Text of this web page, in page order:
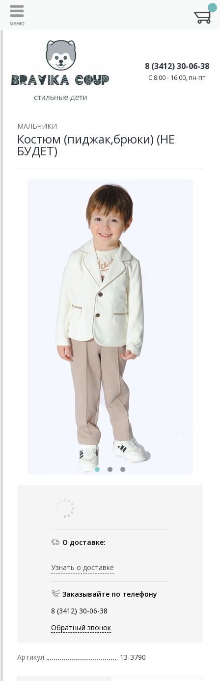
8 (3412) 30-06-38
C 8:00 - 16:00, пн-пт
МАЛЬЧИКИ
Костюм (пиджак,брюки) (НЕ
БУДЕТ)
О доставке:
Узнать о доставке
Заказывайте по телефону
8 (3412) 30-06-38
Обратный звонок
Артикул 13-3790